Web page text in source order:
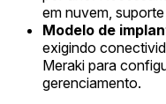
em nuvem,
Modelo de
exigindo
Meraki para
gerenciamento.